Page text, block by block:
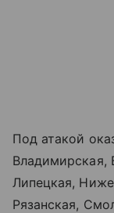
Под атакой
Владимирская,
Липецкая,
Рязанская,